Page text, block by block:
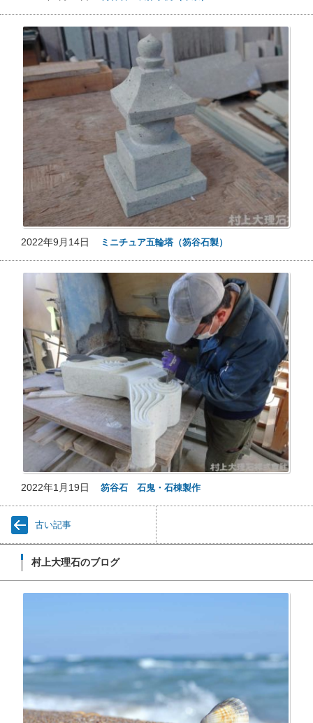
2022年9月14日 ミニチュア五輪塔（笏谷石製）
2022年1月19日 笏谷石 石鬼・石棟製作
古い記事
村上大理石のブログ